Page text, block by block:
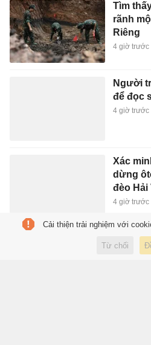
Tìm
rãnh
Riêng
4 giờ trước
Người
để đọc
4 giờ trước
Xác
dừng
đèo Hải
4 giờ trước
Ám
4 giờ trước
Cải thiện trải nghiệm với
Từ chối